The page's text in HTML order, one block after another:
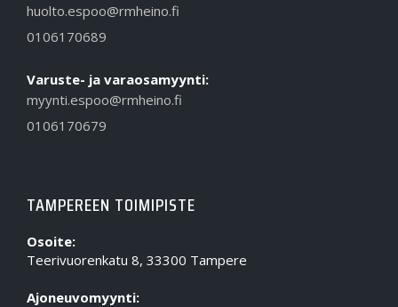
huolto.espoo@rmheino.fi
0106170689
Varuste- ja varaosamyynti:
myynti.espoo@rmheino.fi
0106170679
TAMPEREEN TOIMIPISTE
Osoite:
Teerivuorenkatu 8, 33300 Tampere
Ajoneuvomyynti: